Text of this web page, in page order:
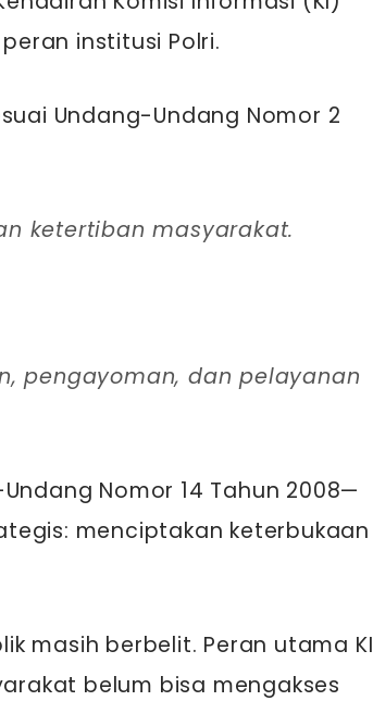
institusi Polri.
Undang-Undang Nomor 2
ketertiban masyarakat.
Nomor 14 Tahun 2008—
menciptakan keterbukaan
masih berbelit. Peran utama KI
belum bisa mengakses